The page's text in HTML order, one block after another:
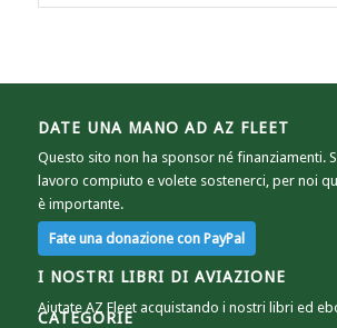
DATE UNA MANO AD AZ FLEET
Questo sito non ha sponsor né finanziamenti.
lavoro compiuto e volete sostenerci, per noi
è importante.
I NOSTRI LIBRI DI AVIAZIONE
Aiutate AZ Fleet acquistando i nostri libri ed
CATEGORIE